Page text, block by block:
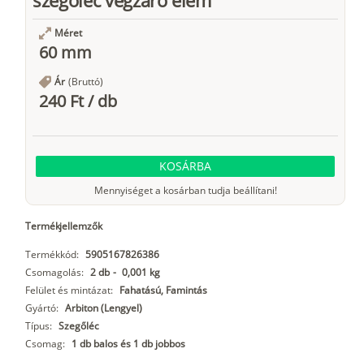
Méret
60 mm
Ár (Bruttó)
240 Ft/db
KOSÁRBA
Mennyiséget a kosárban tudja beállítani!
Termékjellemzők
Termékkód: 5905167826386
Csomagolás: 2 db - 0,001 kg
Felület és mintázat: Fahatású, Famintás
Gyártó: Arbiton (Lengyel)
Típus: Szegőléc
Csomag: 1 db balos és 1 db jobbos